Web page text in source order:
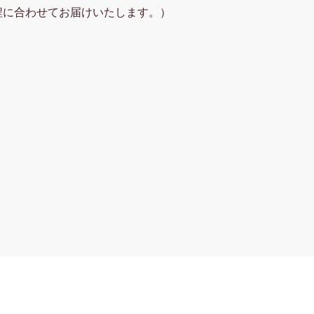
に合わせてお届けいたします。）